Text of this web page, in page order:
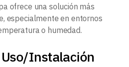
ofrece una solución más
especialmente en entornos
o humedad.
Uso/Instalación